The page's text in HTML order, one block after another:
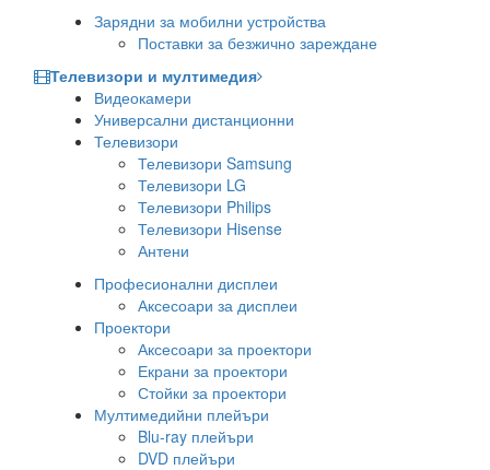
Зарядни за мобилни устройства
Поставки за безжично зареждане
Телевизори и мултимедия
Видеокамери
Универсални дистанционни
Телевизори
Телевизори Samsung
Телевизори LG
Телевизори Philips
Телевизори Hisense
Антени
Професионални дисплеи
Аксесоари за дисплеи
Проектори
Аксесоари за проектори
Екрани за проектори
Стойки за проектори
Мултимедийни плейъри
Blu-ray плейъри
DVD плейъри